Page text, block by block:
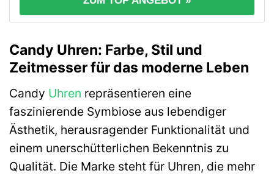
Candy Uhren: Farbe, Stil und
Zeitmesser für das moderne Leben
Candy Uhren repräsentieren eine
faszinierende Symbiose aus lebendiger
Ästhetik, herausragender Funktionalität und
einem unerschütterlichen Bekenntnis zu
Qualität. Die Marke steht für Uhren, die mehr